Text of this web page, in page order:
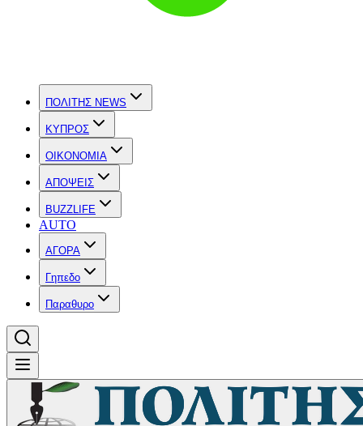
ΠΟΛΙΤΗΣ NEWS
ΚΥΠΡΟΣ
OIKONOMIA
ΑΠΟΨΕΙΣ
BUZZLIFE
AUTO
ΑΓΟΡΑ
Γηπεδο
Παραθυρο